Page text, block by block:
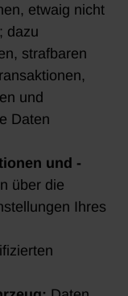
etwaig nicht
dazu
strafbaren
und
Daten
und -
über die
Ihres